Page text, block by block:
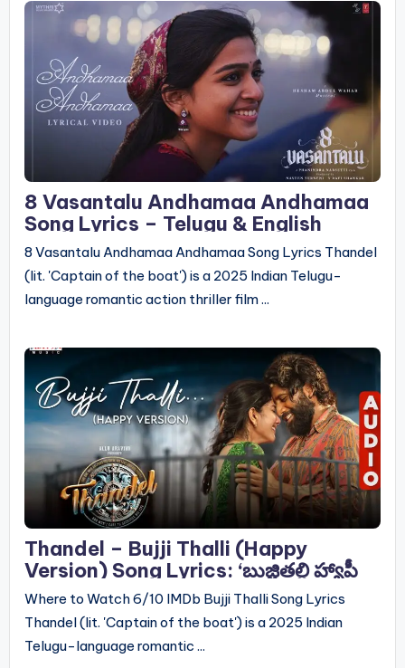
8 Vasantalu Andhamaa Andhamaa
Song Lyrics – Telugu & English
8 Vasantalu Andhamaa Andhamaa Song Lyrics Thandel
(lit. 'Captain of the boat') is a 2025 Indian Telugu-
language romantic action thriller film ...
Thandel – Bujji Thalli (Happy
Version) Song Lyrics: ‘బుజ్జితల్లి హ్యాపీ
వెర్షన్’ సాంగ్ లిరిక్స్
Where to Watch 6/10 IMDb Bujji Thalli Song Lyrics
Thandel (lit. 'Captain of the boat') is a 2025 Indian
Telugu-language romantic ...